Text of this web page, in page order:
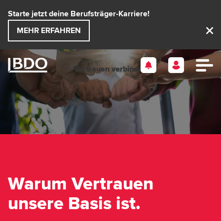
zum
Inhalt
Starte jetzt deine Berufsträger-Karriere!
MEHR ERFAHREN
Vertrauenverbindet.
Warum Vertrauen
unsere Basis ist.